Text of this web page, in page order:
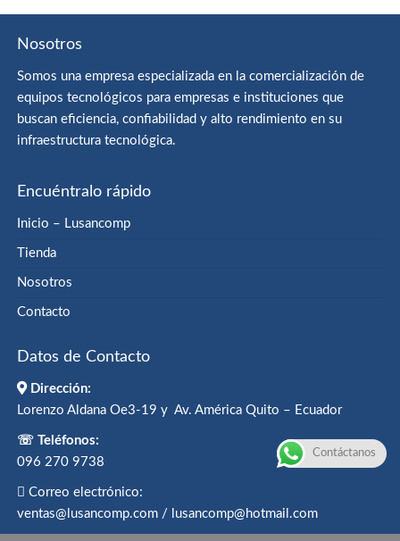
Nosotros
Somos una empresa especializada en la comercialización de
equipos tecnológicos para empresas e instituciones que
buscan eficiencia, confiabilidad y alto rendimiento en su
infraestructura tecnológica.
Encuéntralo rápido
Inicio – Lusancomp
Tienda
Nosotros
Contacto
Datos de Contacto
Dirección:
Lorenzo Aldana Oe3-19 y Av. América Quito – Ecuador
☏ Teléfonos:
096 270 9738
Correo electrónico:
ventas@lusancomp.com / lusancomp@hotmail.com
Contáctanos